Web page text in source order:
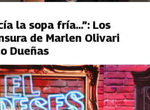
la sopa fría...”: Los
de Marlen Olivari
Dueñas